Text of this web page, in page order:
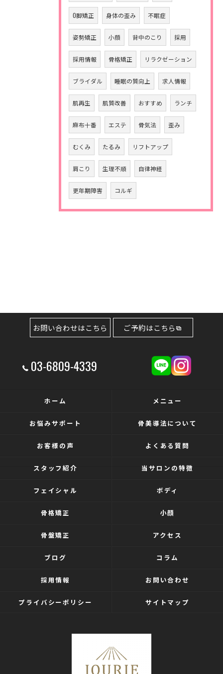
O脚矯正 身体の歪み 不眠症
姿勢矯正 小顔 背中のこり 採用
採用情報 骨格矯正 リラクゼーション
ブライダル 睡眠の質向上 求人情報
肌再生 肌質改善 おすすめ ランチ
麻布十番 エステ 骨気法 歪み
むくみ たるみ リフトアップ
肩こり 生理不順 自律神経
更年期障害 コルギ
03-6809-4339
お問い合わせはこちら ご予約はこちら
ホーム メニュー
お悩みサポート 骨美導法について
お客様の声 よくある質問
スタッフ紹介 当サロンの特徴
フェイシャル ボディ
骨格矯正 小顔
骨盤矯正 アクセス
ブログ コラム
採用情報 お問い合わせ
プライバシーポリシー サイトマップ